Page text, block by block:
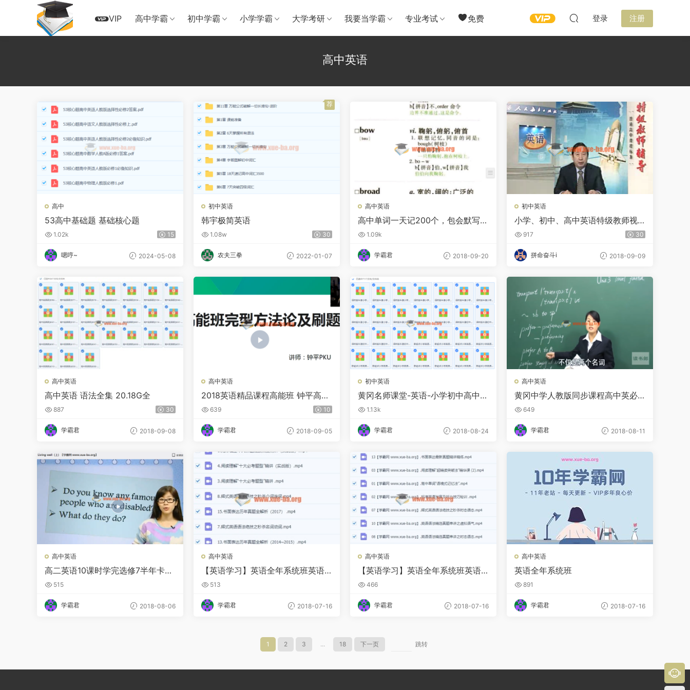
VIP 高中学霸 初中学霸 小学学霸 大学考研 我要当学霸 专业考试 免费 登录 注册
高中英语
高中
53高中基础题 基础核心题
1.02k 15
嗯哼~ 2024-05-08
初中英语
韩宇极简英语
1.08w 30
农夫三拳 2022-01-07
荐
高中英语
高中单词一天记200个，包会默写出
来 1.09k
学霸君 2018-09-20
初中英语
小学、初中、高中英语特级教师视
频教程合集
917 30
拼命奋斗i 2018-09-09
高中英语
高中英语 语法全集 20.18G全
887 30
学霸君 2018-09-08
高中英语
2018英语精品课程高能班 钟平高能
提分班视频教程
639 10
学霸君 2018-09-05
初中英语
黄冈名师课堂-英语-小学初中高中课
程合集
1.13k
学霸君 2018-08-24
高中英语
黄冈中学人教版同步课程高中英必
修1-5
649
学霸君 2018-08-11
高中英语
高二英语10课时学完选修7半年卡
（人教版）顾斐主讲
515
学霸君 2018-08-06
高中英语
【英语学习】英语全年系统班英语
寒假班名师讲座
513
学霸君 2018-07-16
高中英语
【英语学习】英语全年系统班英语
暑假班名师讲座
466
学霸君 2018-07-16
高中英语
英语全年系统班
891
学霸君 2018-07-16
1 2 3 ... 18 下一页 跳转